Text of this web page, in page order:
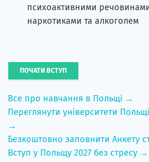
психоактивними
наркотиками та алкоголем
ПОЧАТИ ВСТУП
Все про навчання в Польщі →
Переглянути університети
→
Безкоштовно заповнити Анкету
Вступ у Польщу 2027 без стресу →